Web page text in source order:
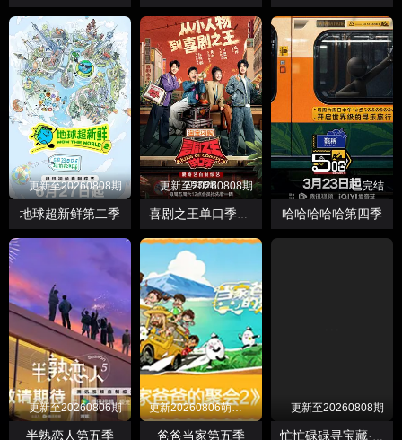
更新至20260808期
地球超新鲜第二季
更新至20260808期
喜剧之王单口季第三季
已完结
哈哈哈哈哈第四季
更新至20260806期
半熟恋人第五季
更新20260806萌娃当家第12期
爸爸当家第五季
更新至20260808期
忙忙碌碌寻宝藏·双人成行季